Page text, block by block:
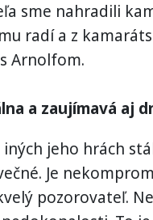
sme nahradili
radí a z
Arnolfom.
a zaujímavá aj
jeho hrách
Je
pozorovateľ.